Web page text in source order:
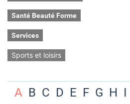
Santé Beauté Forme
Services
Sports et loisirs
A B C D E F G H I